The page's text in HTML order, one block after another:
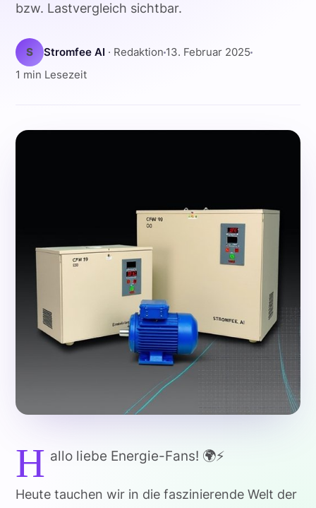
bzw. Lastvergleich sichtbar.
S Stromfee AI · Redaktion 13. Februar 2025
1 min Lesezeit
H allo liebe Energie-Fans! 🌍⚡
Heute tauchen wir in die faszinierende Welt der